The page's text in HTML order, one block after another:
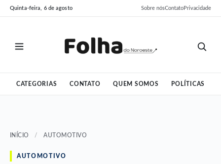
Pular
para
Pular
para
Quinta-feira, 6 de agosto Sobre nósContatoPrivacidade
CATEGORIAS CONTATO QUEM SOMOS POLÍTICAS
INÍCIO / AUTOMOTIVO
AUTOMOTIVO